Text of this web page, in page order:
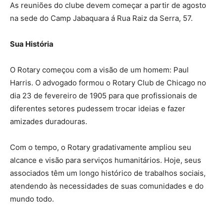
As reuniões do clube devem começar a partir de agosto
na sede do Camp Jabaquara á Rua Raiz da Serra, 57.
Sua História
O Rotary começou com a visão de um homem: Paul
Harris. O advogado formou o Rotary Club de Chicago no
dia 23 de fevereiro de 1905 para que profissionais de
diferentes setores pudessem trocar ideias e fazer
amizades duradouras.
Com o tempo, o Rotary gradativamente ampliou seu
alcance e visão para serviços humanitários. Hoje, seus
associados têm um longo histórico de trabalhos sociais,
atendendo às necessidades de suas comunidades e do
mundo todo.